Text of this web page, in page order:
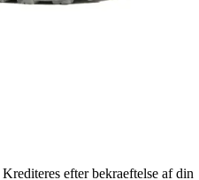
Krediteres efter bekraeftelse af din